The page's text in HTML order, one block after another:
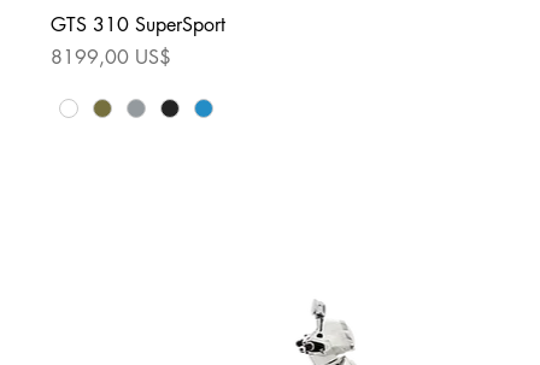
GTS 310 SuperSport
Precio
8199,00 US$